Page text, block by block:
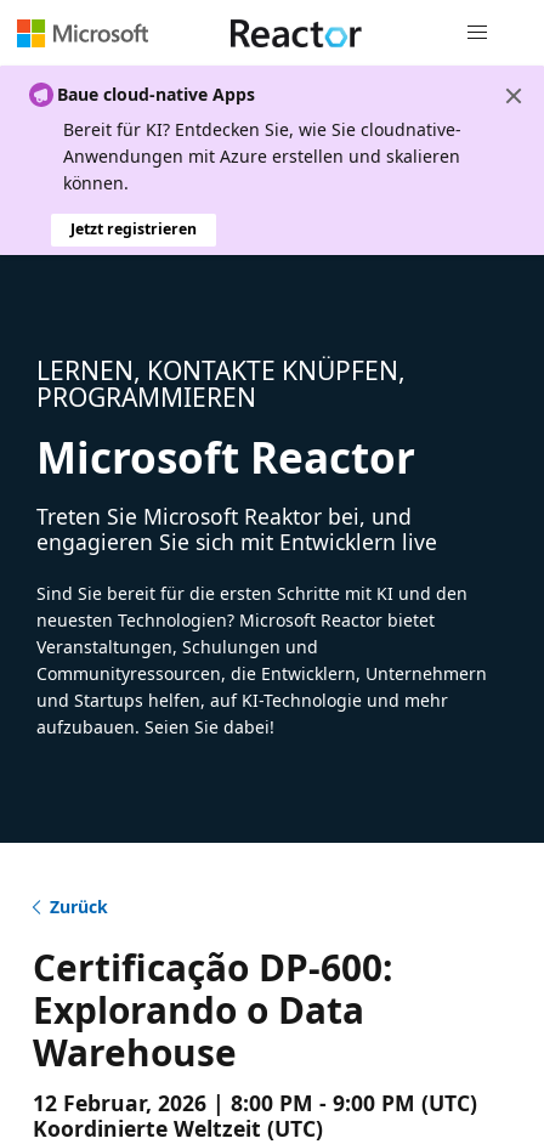
Baue cloud-native Apps
Bereit für KI? Entdecken Sie, wie Sie cloudnative-
Anwendungen mit Azure erstellen und skalieren
können.
Jetzt registrieren
LERNEN, KONTAKTE KNÜPFEN,
PROGRAMMIEREN
Microsoft Reactor
Treten Sie Microsoft Reaktor bei, und
engagieren Sie sich mit Entwicklern live
Sind Sie bereit für die ersten Schritte mit KI und den
neuesten Technologien? Microsoft Reactor bietet
Veranstaltungen, Schulungen und
Communityressourcen, die Entwicklern, Unternehmern
und Startups helfen, auf KI-Technologie und mehr
aufzubauen. Seien Sie dabei!
Zurück
Certificação DP-600:
Explorando o Data
Warehouse
12 Februar, 2026 | 8:00 PM - 9:00 PM (UTC)
Koordinierte Weltzeit (UTC)